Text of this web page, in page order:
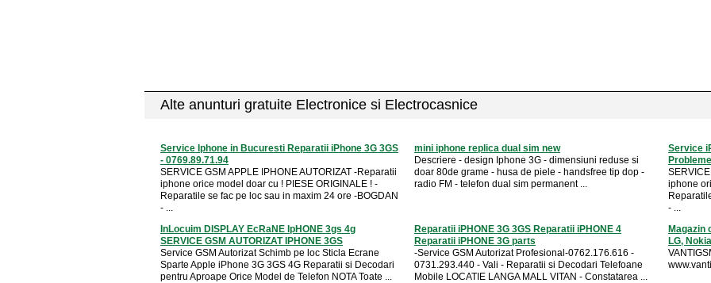
Alte anunturi gratuite Electronice si Electrocasnice
Service Iphone in Bucuresti Reparatii iPhone 3G 3GS
- 0769.89.71.94
SERVICE GSM APPLE IPHONE AUTORIZAT -Reparatii
iphone orice model doar cu ! PIESE ORIGINALE ! -
Reparatile se fac pe loc sau in maxim 24 ore -BOGDAN
- ...
mini iphone replica dual sim new
Descriere - design Iphone 3G - dimensiuni reduse si
doar 80de grame - husa de piele - handsfree tip dop -
radio FM - telefon dual sim permanent ...
Service
iphone
- ...
InLocuim DISPLAY EcRaNE IpHONE 3gs 4g
SERVICE GSM AUTORIZAT IPHONE 3GS
Service GSM Autorizat Schimb pe loc Sticla Ecrane
Sparte Apple iPhone 3G 3GS 4G Reparatii si Decodari
pentru Aproape Orice Model de Telefon NOTA Toate ...
Reparatii iPHONE 3G 3GS Reparatii iPHONE 4
Reparatii iPHONE 3G parts
-Service GSM Autorizat Profesional-0762.176.616 -
0731.293.440 - Vali - Reparatii si Decodari Telefoane
Mobile LOCATIE LANGA MALL VITAN - Constatarea ...
Magazin
LG,